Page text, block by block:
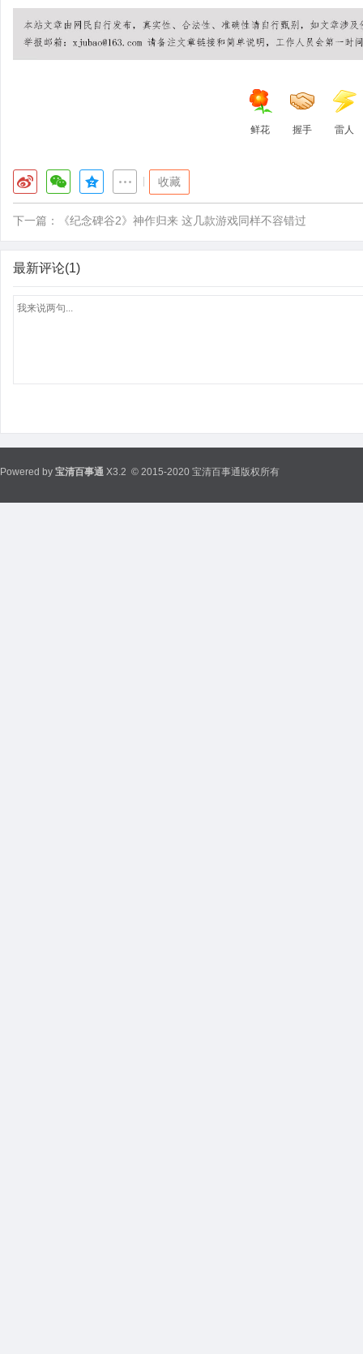
鲜花 握手 雷人
收藏
下一篇： 《纪念碑谷2》神作归来 这几款游戏同样不容错过
最新评论(1)
Powered by 宝清百事通 X3.2 © 2015-2020 宝清百事通版权所有